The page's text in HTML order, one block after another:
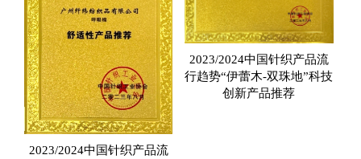
2023/2024中国针织产品流
2023/2024中国针织产品流
行趋势“伊蕾木-双珠地”科技
创新产品推荐